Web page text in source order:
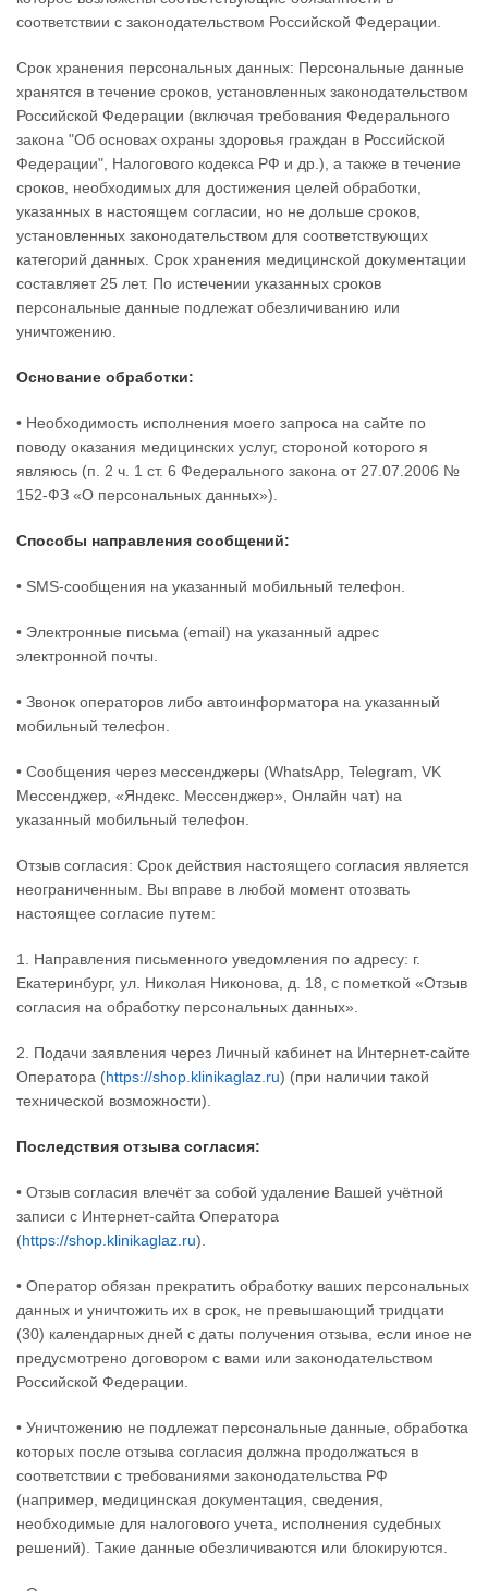
соответствии с законодательством Российской Федерации.
Срок хранения персональных данных: Персональные данные
хранятся в течение сроков, установленных законодательством
Российской Федерации (включая требования Федерального
закона "Об основах охраны здоровья граждан в Российской
Федерации", Налогового кодекса РФ и др.), а также в течение
сроков, необходимых для достижения целей обработки,
указанных в настоящем согласии, но не дольше сроков,
установленных законодательством для соответствующих
категорий данных. Срок хранения медицинской документации
составляет 25 лет. По истечении указанных сроков
персональные данные подлежат обезличиванию или
уничтожению.
Основание обработки:
• Необходимость исполнения моего запроса на сайте по
поводу оказания медицинских услуг, стороной которого я
являюсь (п. 2 ч. 1 ст. 6 Федерального закона от 27.07.2006 №
152-ФЗ «О персональных данных»).
Способы направления сообщений:
• SMS-сообщения на указанный мобильный телефон.
• Электронные письма (email) на указанный адрес
электронной почты.
• Звонок операторов либо автоинформатора на указанный
мобильный телефон.
• Сообщения через мессенджеры (WhatsApp, Telegram, VK
Мессенджер, «Яндекс. Мессенджер», Онлайн чат) на
указанный мобильный телефон.
Отзыв согласия: Срок действия настоящего согласия является
неограниченным. Вы вправе в любой момент отозвать
настоящее согласие путем:
1. Направления письменного уведомления по адресу: г.
Екатеринбург, ул. Николая Никонова, д. 18, с пометкой «Отзыв
согласия на обработку персональных данных».
2. Подачи заявления через Личный кабинет на Интернет-сайте
Оператора (https://shop.klinikaglaz.ru) (при наличии такой
технической возможности).
Последствия отзыва согласия:
• Отзыв согласия влечёт за собой удаление Вашей учётной
записи с Интернет-сайта Оператора
(https://shop.klinikaglaz.ru).
• Оператор обязан прекратить обработку ваших персональных
данных и уничтожить их в срок, не превышающий тридцати
(30) календарных дней с даты получения отзыва, если иное не
предусмотрено договором с вами или законодательством
Российской Федерации.
• Уничтожению не подлежат персональные данные, обработка
которых после отзыва согласия должна продолжаться в
соответствии с требованиями законодательства РФ
(например, медицинская документация, сведения,
необходимые для налогового учета, исполнения судебных
решений). Такие данные обезличиваются или блокируются.